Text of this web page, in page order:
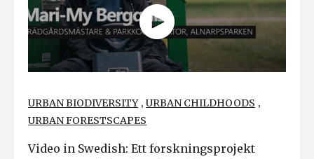
URBAN BIODIVERSITY,URBAN CHILDHOODS ,
URBAN FORESTSCAPES
Video in Swedish: Ett forskningsprojekt